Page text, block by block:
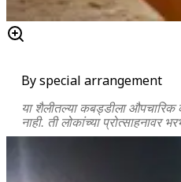
By special arrangement
या शैलीतल्या कबड्डीला
नाही. ती लोकांच्या प्रोत्साहनावर